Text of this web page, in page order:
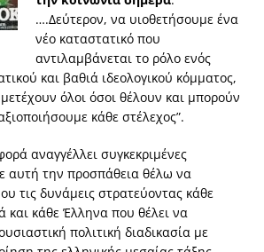
….Δεύτερον, να υιοθετήσουμε ένα
νέο καταστατικό που
αντιλαμβάνεται το ρόλο ενός
και βαθιά ιδεολογικού κόμματος,
όλοι όσοι θέλουν και μπορούν
κάθε στέλεχος”.
αναγγέλλει συγκεκριμένες
αυτή την προσπάθεια θέλω να
τις δυνάμεις στρατεύοντας κάθε
και κάθε Έλληνα που θέλει να
πολιτική διαδικασία με